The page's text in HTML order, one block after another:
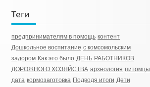
Теги
предпринимателям в помощь контент
Дошкольное воспитание с комсомольским
задором Как это было ДЕНЬ РАБОТНИКОВ
ДОРОЖНОГО ХОЗЯЙСТВА археология питомцы
дата кормозаготовка Подводя итоги Дети